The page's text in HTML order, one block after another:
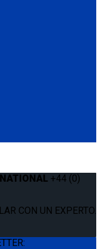
+44 (0)
CON UN EXPERTO.